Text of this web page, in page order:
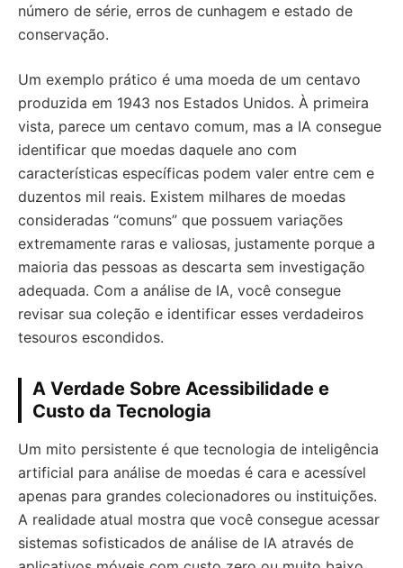
número de série, erros de cunhagem e estado de
conservação.
Um exemplo prático é uma moeda de um centavo
produzida em 1943 nos Estados Unidos. À primeira
vista, parece um centavo comum, mas a IA consegue
identificar que moedas daquele ano com
características específicas podem valer entre cem e
duzentos mil reais. Existem milhares de moedas
consideradas “comuns” que possuem variações
extremamente raras e valiosas, justamente porque a
maioria das pessoas as descarta sem investigação
adequada. Com a análise de IA, você consegue
revisar sua coleção e identificar esses verdadeiros
tesouros escondidos.
A Verdade Sobre Acessibilidade e
Custo da Tecnologia
Um mito persistente é que tecnologia de inteligência
artificial para análise de moedas é cara e acessível
apenas para grandes colecionadores ou instituições.
A realidade atual mostra que você consegue acessar
sistemas sofisticados de análise de IA através de